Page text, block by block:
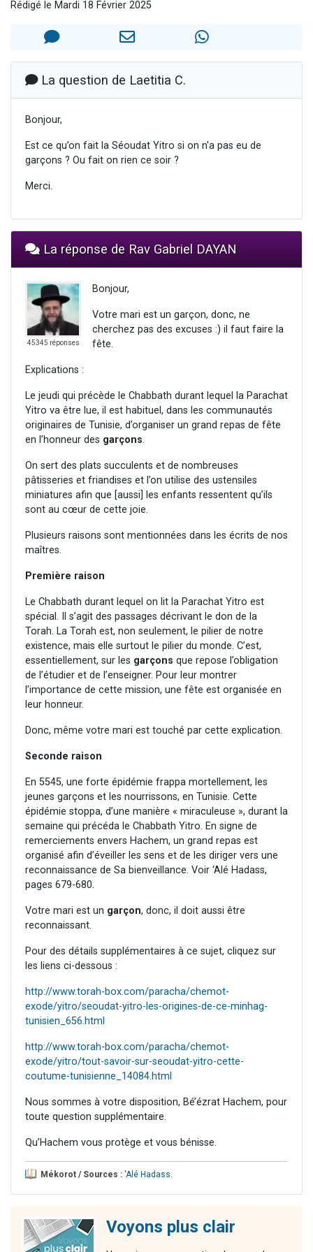
Il reste 49 places pour étudier en groupe sur Zoom
Nathaniel vient de donner son Maasser
4 personnes viennent de nous rejoindre sur WhatsApp
Rédigé le Mardi 18 Février 2025
La question de Laetitia C.
Bonjour,
Est ce qu’on fait la Séoudat Yitro si on n'a pas eu de
garçons ? Ou fait on rien ce soir ?
Merci.
La réponse de Rav Gabriel DAYAN
45345 réponses
Bonjour,
Votre mari est un garçon, donc, ne
cherchez pas des excuses :) il faut faire la
fête.
Explications :
Le jeudi qui précède le Chabbath durant lequel la Parachat
Yitro va être lue, il est habituel, dans les communautés
originaires de Tunisie, d’organiser un grand repas de fête
en l’honneur des garçons.
On sert des plats succulents et de nombreuses
pâtisseries et friandises et l’on utilise des ustensiles
miniatures afin que [aussi] les enfants ressentent qu’ils
sont au cœur de cette joie.
Plusieurs raisons sont mentionnées dans les écrits de nos
maîtres.
Première raison
Le Chabbath durant lequel on lit la Parachat Yitro est
spécial. Il s’agit des passages décrivant le don de la
Torah. La Torah est, non seulement, le pilier de notre
existence, mais elle surtout le pilier du monde. C’est,
essentiellement, sur les garçons que repose l’obligation
de l’étudier et de l’enseigner. Pour leur montrer
l’importance de cette mission, une fête est organisée en
leur honneur.
Donc, même votre mari est touché par cette explication.
Seconde raison
En 5545, une forte épidémie frappa mortellement, les
jeunes garçons et les nourrissons, en Tunisie. Cette
épidémie stoppa, d’une manière « miraculeuse », durant la
semaine qui précéda le Chabbath Yitro. En signe de
remerciements envers Hachem, un grand repas est
organisé afin d’éveiller les sens et de les diriger vers une
reconnaissance de Sa bienveillance. Voir ‘Alé Hadass,
pages 679-680.
Votre mari est un garçon, donc, il doit aussi être
reconnaissant.
Pour des détails supplémentaires à ce sujet, cliquez sur
les liens ci-dessous :
http://www.torah-box.com/paracha/chemot-
exode/yitro/seoudat-yitro-les-origines-de-ce-minhag-
tunisien_656.html
http://www.torah-box.com/paracha/chemot-
exode/yitro/tout-savoir-sur-seoudat-yitro-cette-
coutume-tunisienne_14084.html
Nous sommes à votre disposition, Bé’ézrat Hachem, pour
toute question supplémentaire.
Qu’Hachem vous protège et vous bénisse.
Mékorot / Sources : 'Alé Hadass.
Voyons plus clair